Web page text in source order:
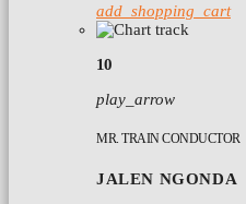
add_shopping_cart
10
play_arrow
MR. TRAIN CONDUCTOR
JALEN NGONDA